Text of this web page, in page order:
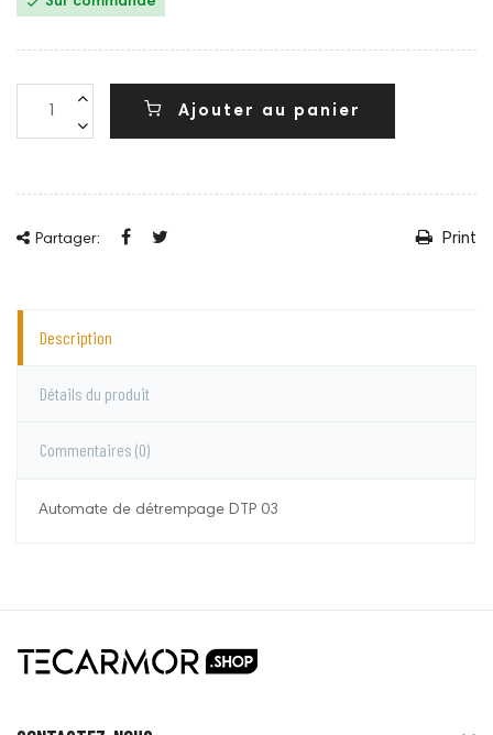
Ajouter au panier
Partager: Print
Description
Détails du produit
Commentaires (0)
Automate de détrempage DTP 03
commentaire